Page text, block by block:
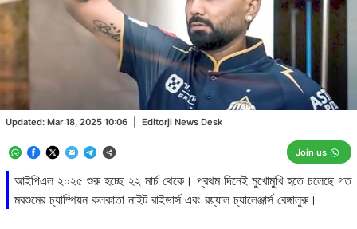
আইপিএল ২০২৫ শুরু হচ্ছে ২২ মার্চ থেকে। প্রথম দিনেই মুখোমুখি হতে চলেছে গত
মরশুমের চ্যাম্পিয়ন কলকাতা নাইট রাইডার্স এবং রয়্যাল চ্যালেঞ্জার্স বেঙ্গালুরু।
Updated: Mar 18, 2025 10:06 Editorji News Desk
Join us
Unmute